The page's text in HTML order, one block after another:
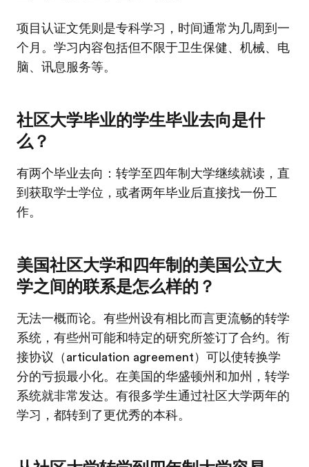
项目认证文凭则是专科学习，时间通常为几周到一
个月。学习内容包括但不限于卫生保健、机械、电
脑、讯息服务等。
社区大学毕业的学生毕业去向是什
么？
有两个毕业去向：转学至四年制大学继续就读，直
到获取学士学位，或者两年毕业后直接找一份工
作。
美国社区大学和四年制的美国公立大
学之间的联系是怎么样的？
无法一概而论。有些州设有相比而言更流畅的转学
系统，有些州可能和特定的研究所签订了合约。衔
接协议（articulation agreement）可以使转换学
分的亏损最小化。在美国的华盛顿州和加州，转学
系统就非常发达。有很多学生通过社区大学两年的
学习，都转到了更优秀的本科。